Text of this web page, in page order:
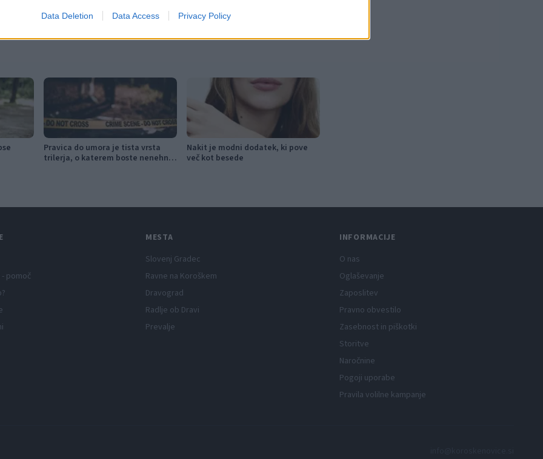
Data Deletion Data Access Privacy Policy
Pravica do umora je tista vrsta
trilerja, o katerem boste nenehno
Nakit je modni dodatek, ki pove
več kot besede
pomoč
MESTA
Slovenj Gradec
Ravne na Koroškem
Dravograd
Radlje ob Dravi
Prevalje
INFORMACIJE
O nas
Oglaševanje
Zaposlitev
Pravno obvestilo
Zasebnost in piškotki
Storitve
Naročnine
Pogoji uporabe
Pravila volilne kampanje